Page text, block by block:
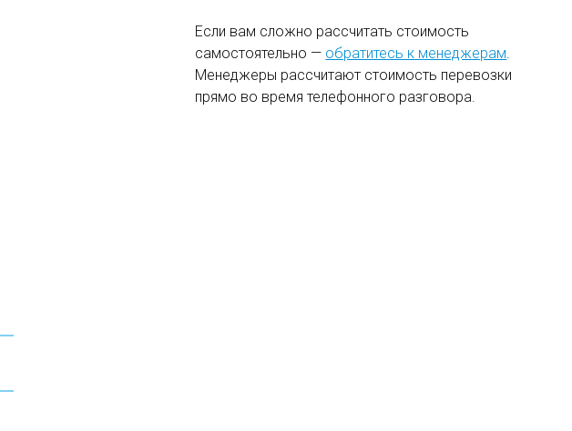
Если вам сложно рассчитать стоимость
самостоятельно — обратитесь к менеджерам.
Менеджеры рассчитают стоимость перевозки
прямо во время телефонного разговора.